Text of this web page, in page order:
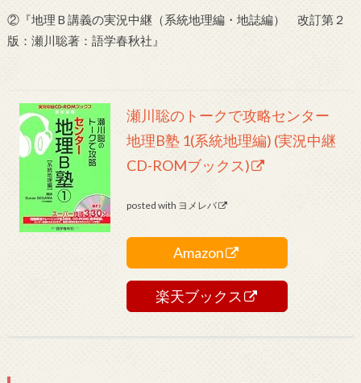
②『地理Ｂ講義の実況中継（系統地理編・地誌編） 改訂第２
版：瀬川聡著：語学春秋社』
瀬川聡のトークで攻略センター
地理B塾 1(系統地理編) (実況中継
CD-ROMブックス)
posted with ヨメレバ
Amazon
楽天ブックス